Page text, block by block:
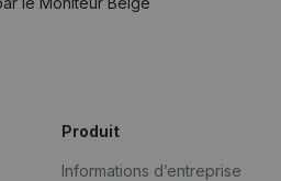
Produit
Informations d’entreprise